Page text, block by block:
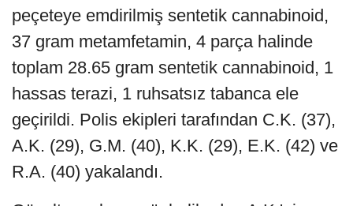
peçeteye emdirilmiş sentetik cannabinoid,
37 gram metamfetamin, 4 parça halinde
toplam 28.65 gram sentetik cannabinoid, 1
hassas terazi, 1 ruhsatsız tabanca ele
geçirildi. Polis ekipleri tarafından C.K. (37),
A.K. (29), G.M. (40), K.K. (29), E.K. (42) ve
R.A. (40) yakalandı.